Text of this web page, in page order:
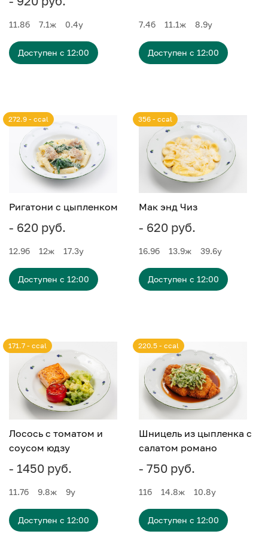
11.8б 7.1ж 0.4у
Доступен с 12:00
7.4б 11.1ж 8.9у
Доступен с 12:00
Ригатони с цыпленком
- 620 руб.
272.9 - ccal
12.9б 12ж 17.3у
Доступен с 12:00
Мак энд Чиз
- 620 руб.
356 - ccal
16.9б 13.9ж 39.6у
Доступен с 12:00
Лосось с томатом и
соусом юдзу
- 1450 руб.
171.7 - ccal
11.7б 9.8ж 9у
Доступен с 12:00
Шницель из цыпленка с
салатом романо
- 750 руб.
220.5 - ccal
11б 14.8ж 10.8у
Доступен с 12:00